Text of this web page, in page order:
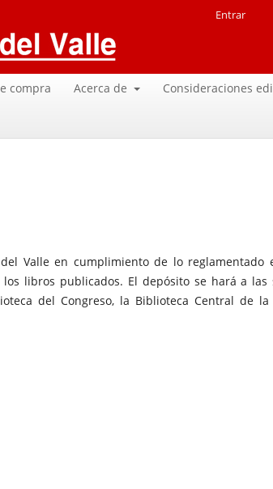
compra Acerca de Consideraciones
Entrar
Valle en cumplimiento de lo reglamentado
libros publicados. El depósito se hará a las
del Congreso, la Biblioteca Central de